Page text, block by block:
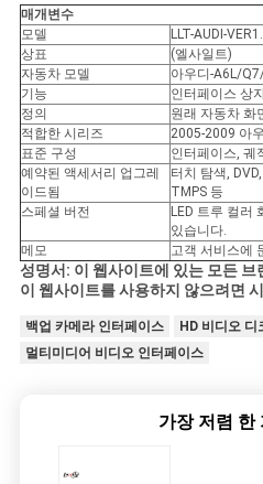
매개변수
모델
LLT-AUDI-
상표
(엘사일트)
자동차 모델
아우디-A6L/
기능
인터페이스 상
정의
원래 자동차 화
적합한 시리즈
2005-2009 아
표준 구성
인터페이스, 궤
예약된 액세서리 업그레
이드됨
터치 탐색,
TMPS 등
스페셜 버전
LED 트루 컬러
있습니다.
메모
고객 서비스에
성명서: 이 웹사이트에 있는 모든
이 웹사이트를 사용하지 않으려면
백업 카메라 인터페이스
HD 비디오 디
멀티미디어 비디오 인터페이스
가장 저렴 한